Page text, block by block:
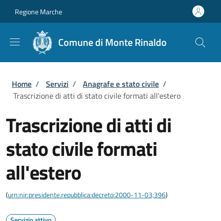
Regione Marche
Comune di Monte Rinaldo
Briciole di pane
Home / Servizi / Anagrafe e stato civile /
Trascrizione di atti di stato civile formati all'estero
Trascrizione di atti di
stato civile formati
all'estero
(urn:nir:presidente.repubblica:decreto:2000-11-03;396)